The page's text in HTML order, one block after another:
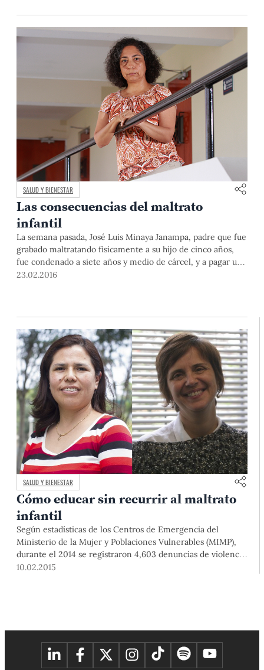
SALUD Y BIENESTAR
Las consecuencias del maltrato
infantil
La semana pasada, José Luis Minaya Janampa, padre que fue
grabado maltratando físicamente a su hijo de cinco años,
fue condenado a siete años y medio de cárcel, y a pagar una
reparación civil de 5,000 soles. La Dra. Ana Caro, profesora
23.02.2016
SALUD Y BIENESTAR
Cómo educar sin recurrir al maltrato
infantil
Según estadísticas de los Centros de Emergencia del
Ministerio de la Mujer y Poblaciones Vulnerables (MIMP),
durante el 2014 se registraron 4,603 denuncias de violencia
física y 6,494 de violencia psicológica contra menores de
porque nadie pudo registrar o denunciar en su momento.
10.02.2015